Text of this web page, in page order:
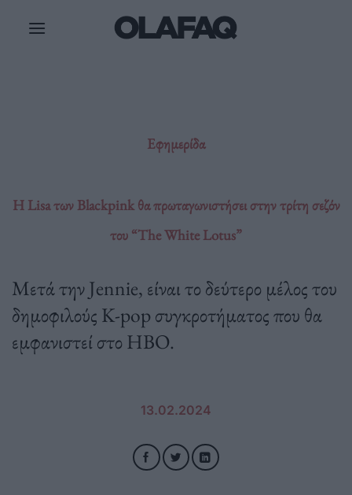
Εφημερίδα
Η Lisa των Blackpink θα πρωταγωνιστήσει στην τρίτη σεζόν
του “The White Lotus”
Μετά την Jennie, είναι το δεύτερο μέλος του
δημοφιλούς K-pop συγκροτήματος που θα
εμφανιστεί στο HBO.
13.02.2024